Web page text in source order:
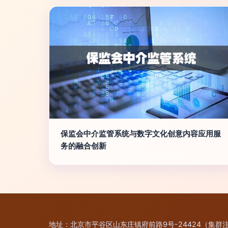
保监会中介监管系统与数字文化创意内容应用服
务的融合创新
地址：北京市平谷区山东庄镇府前路9号-24424（集群